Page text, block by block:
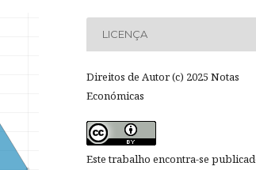
LICENÇA
Direitos de Autor (c) 2025 Notas
Económicas
Este trabalho encontra-se